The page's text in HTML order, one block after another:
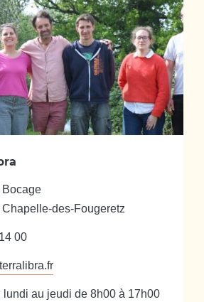
Bocage
des-Fougeretz
00
lundi au jeudi de 8h00 à 17h00